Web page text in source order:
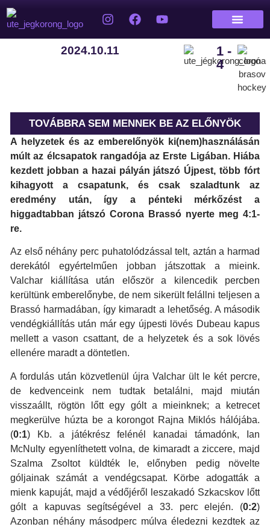
2024.10.11
1 -
4
TOVÁBBRA SEM MENNEK BE AZ ELŐNYÖK
A helyzetek és az emberelőnyök ki(nem)használásán
múlt az élcsapatok rangadója az Erste Ligában. Hiába
kezdett jobban a hazai pályán játszó Újpest, több fórt
kihagyott a csapatunk, és csak szaladtunk az
eredmény után, így a pénteki mérkőzést a
higgadtabban játszó Corona Brassó nyerte meg 4:1-
re.
Az első néhány perc puhatolódzással telt, aztán a harmad
derekától egyértelműen jobban játszottak a mieink.
Valchar kiállítása után először a kilencedik percben
kerültünk emberelőnybe, de nem sikerült felállni teljesen a
Brassó harmadában, így kimaradt a lehetőség. A második
vendégkiállítás után már egy újpesti lövés Dubeau kapus
mellett a vason csattant, de a helyzetek és a sok lövés
ellenére maradt a döntetlen.
A fordulás után közvetlenül újra Valchar ült le két percre,
de kedvenceink nem tudtak betalálni, majd miután
visszaállt, rögtön lőtt egy gólt a mieinknek; a ketrecet
megkerülve húzta be a korongot Rajna Miklós hálójába.
(0:1) Kb. a játékrész felénél kanadai támadónk, Ian
McNulty egyenlíthetett volna, de kimaradt a ziccere, majd
Szalma Zsoltot küldték le, előnyben pedig növelte
góljainak számát a vendégcsapat. Körbe adogatták a
mienk kapuját, majd a védőjéről leszakadó Szkacskov lőtt
gólt a kapuvas segítségével a 33. perc elején. (0:2)
Azonban néhány másodperc múlva éledezni kezdtek az